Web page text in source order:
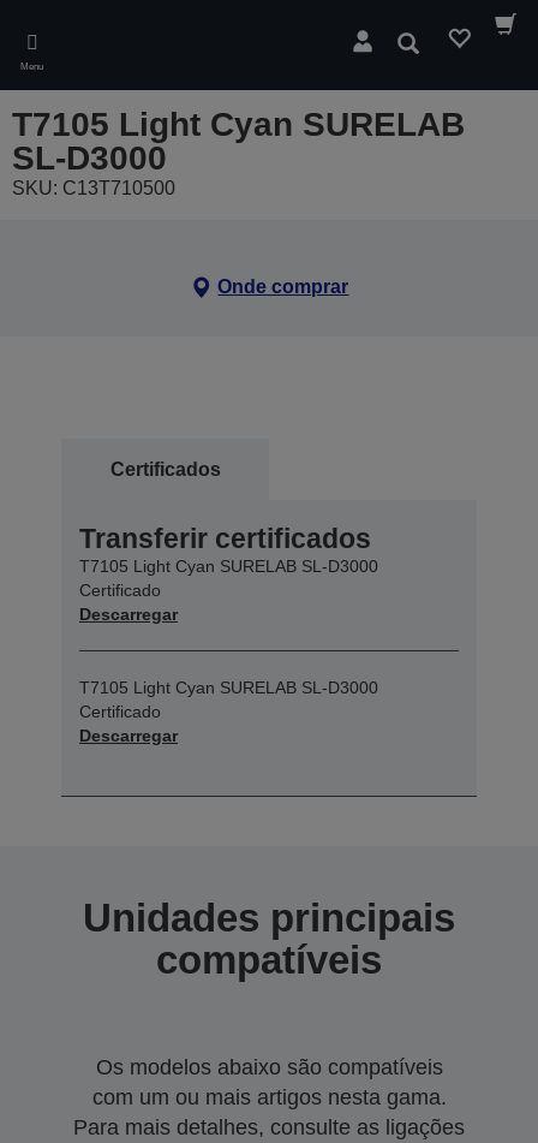
main
content
Menu
Pesquisar
T7105 Light Cyan SURELAB
SL-D3000
SKU: C13T710500
Onde comprar
Certificados
Transferir certificados
T7105 Light Cyan SURELAB SL-D3000
Certificado
Descarregar
T7105 Light Cyan SURELAB SL-D3000
Certificado
Descarregar
Unidades principais
compatíveis
Os modelos abaixo são compatíveis
com um ou mais artigos nesta gama.
Para mais detalhes, consulte as ligações